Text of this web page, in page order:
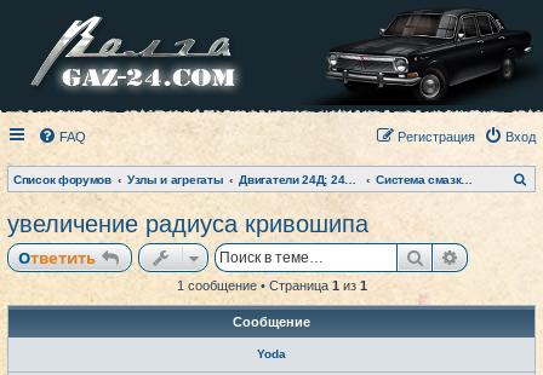
FAQ Вход
Регистрация
Список форумов Узлы и агрегаты Двигатели 24Д; 2401; 402 и модификации Система смазки, ГРМ, КШМ
о
увеличение радиуса кривошипа
Ответить Поиск
1 сообщение • Страница 1из 1
Сообщение
Yoda